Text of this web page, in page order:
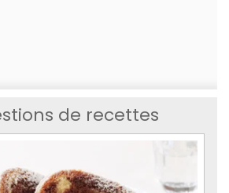
de recettes